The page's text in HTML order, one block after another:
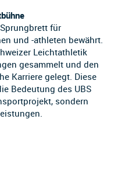
für
und -athleten bewährt.
Leichtathletik
gesammelt und den
Karriere gelegt. Diese
Bedeutung des UBS
sondern